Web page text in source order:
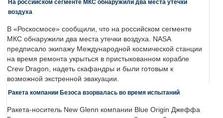
На российском сегменте МКС обнаружили два места утечки
воздуха
В «Роскосмосе» сообщили, что на российском сегменте
МКС обнаружили два места утечки воздуха. NASA
предписало экипажу Международной космической станции
на время ремонта укрыться в пристыкованном корабле
Crew Dragon, надеть скафандры и были готовым к
возможной экстренной эвакуации.
Ракета компании Безоса взорвалась во время испытаний
Ракета-носитель New Glenn компании Blue Origin Джеффа